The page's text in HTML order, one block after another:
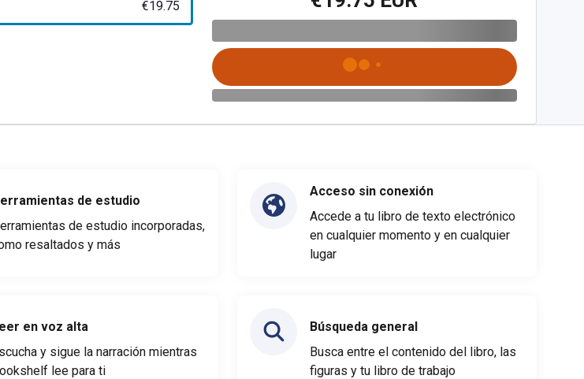
€19.75
de estudio
de estudio incorporadas,
resaltados y más
en voz alta
y sigue la narración mientras
lee para ti
Acceso sin conexión
Accede a tu libro de texto electrónico
en cualquier momento y en cualquier
lugar
Búsqueda general
Busca entre el contenido del libro, las
figuras y tu libro de trabajo